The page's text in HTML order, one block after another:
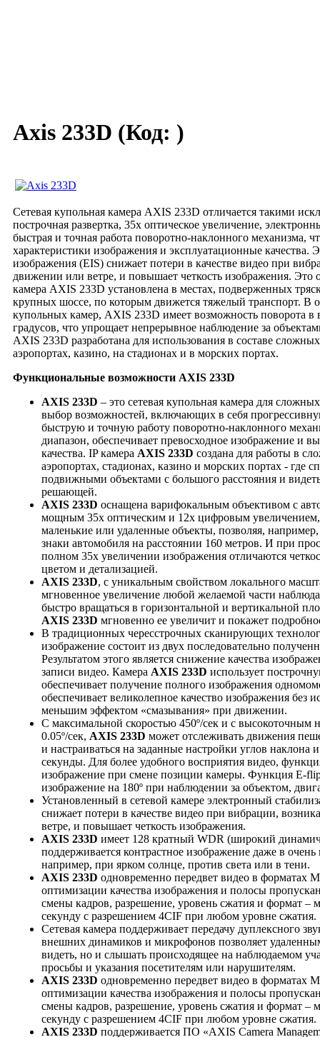
Axis 233D (Код: )
Сетевая купольная камера AXIS 233D отличается такими
построчная развертка, 35х оптическое увеличение,
быстрая и точная работа поворотно-наклонного механизма,
характеристики изображения и эксплуатационные качества.
изображения (EIS) снижает потери в качестве видео при
движении или ветре, и повышает четкость изображения. Это
камера AXIS 233D установлена в местах, подверженных
крупных шоссе, по которым движется тяжелый транспорт. В
купольных камер, AXIS 233D имеет возможность поворота в
градусов, что упрощает непрерывное наблюдение за
AXIS 233D разработана для использования в составе
аэропортах, казино, на стадионах и в морских портах.
Функциональные возможности AXIS 233D
AXIS 233D – это сетевая купольная камера для
выбор возможностей, включающих в себя
быструю и точную работу поворотно-наклонного
диапазон, обеспечивает превосходное изображение и
качества. IP камера AXIS 233D создана для работы в
аэропортах, стадионах, казино и морских портах - где
подвижными объектами с большого расстояния и
решающей.
AXIS 233D оснащена варифокальным объективом с
мощным 35x оптическим и 12x цифровым увеличением,
маленькие или удаленные объекты, позволяя,
знаки автомобиля на расстоянии 160 метров. И при
полном 35х увеличении изображения отличаются
цветом и детализацией.
AXIS 233D, с уникальным свойством локального
мгновенное увеличение любой желаемой части
быстро вращаться в горизонтальной и вертикальной
AXIS 233D мгновенно ее увеличит и покажет
В традиционных чересстрочных сканирующих
изображение состоит из двух последовательно
Результатом этого является снижение качества
записи видео. Камера AXIS 233D использует
обеспечивает получение полного изображения
обеспечивает великолепное качество изображения без
меньшим эффектом «смазывания» при движении.
С максимальной скоростью 450º/сек и с высокоточным
0.05º/сек, AXIS 233D может отслеживать движения
и настраиваться на заданные настройки углов наклона
секунды. Для более удобного восприятия видео,
изображение при смене позиции камеры. Функция E-flip
изображение на 180º при наблюдении за объектом,
Установленный в сетевой камере электронный
снижает потери в качестве видео при вибрации,
ветре, и повышает четкость изображения.
AXIS 233D имеет 128 кратный WDR (широкий
поддерживается контрастное изображение даже в
например, при ярком солнце, против света или в тени.
AXIS 233D одновременно передвет видео в форматах
оптимизации качества изображения и полосы
смены кадров, разрешение, уровень сжатия и формат –
секунду с разрешением 4CIF при любом уровне сжатия.
Сетевая камера поддерживает передачу дуплексного
внешних динамиков и микрофонов позволяет
видеть, но и слышать происходящее на наблюдаемом
просьбы и указания посетителям или нарушителям.
AXIS 233D одновременно передвет видео в форматах
оптимизации качества изображения и полосы
смены кадров, разрешение, уровень сжатия и формат –
секунду с разрешением 4CIF при любом уровне сжатия.
AXIS 233D поддерживается ПО «AXIS Camera